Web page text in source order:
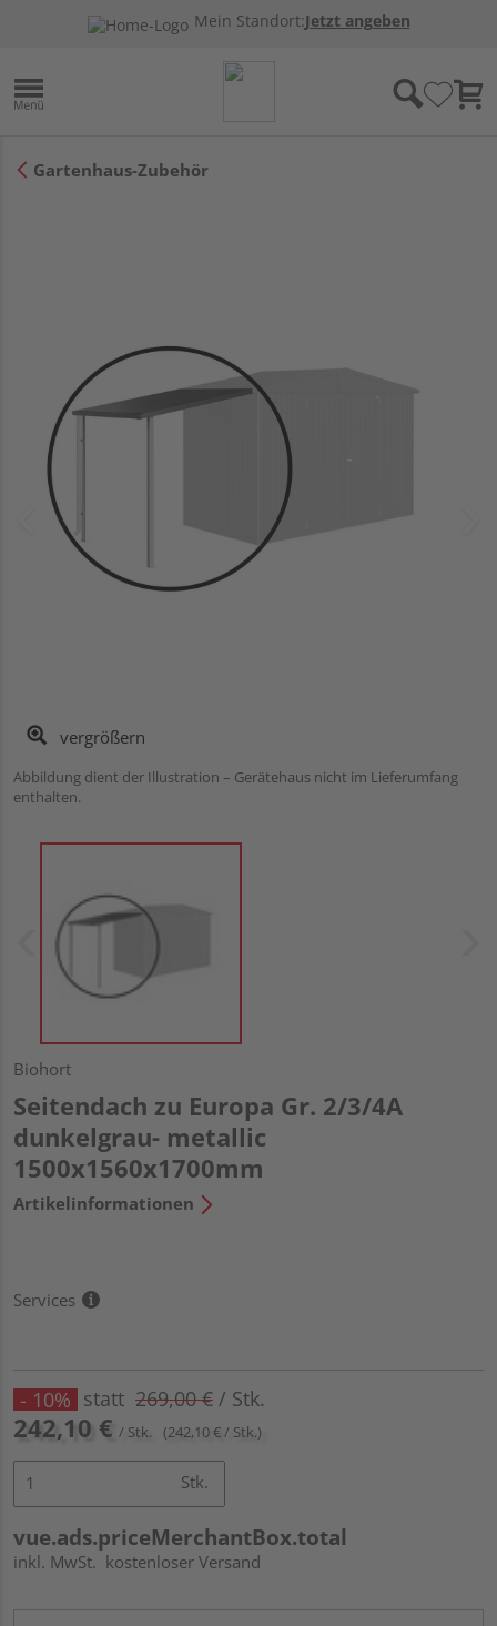
Mein Standort:Jetzt angeben
Gartenhaus-Zubehör
vergrößern
Abbildung dient der Illustration – Gerätehaus nicht im Lieferumfang
enthalten.
Biohort
Seitendach zu Europa Gr. 2/3/4A
dunkelgrau- metallic
1500x1560x1700mm
Artikelinformationen
Services
- 10% statt 269,00 € / Stk.
242,10 € / Stk. (242,10 € / Stk.)
Stk.
vue.ads.priceMerchantBox.total
inkl. MwSt. kostenloser Versand